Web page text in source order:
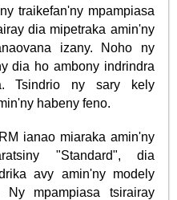
traikefan'ny mpampiasa
dia mipetraka amin'ny
izany. Noho ny
dia ho ambony indrindra
Tsindrio ny sary kely
habeny feno.
ianao miaraka amin'ny
"Standard", dia
avy amin'ny modely
Ny mpampiasa tsirairay